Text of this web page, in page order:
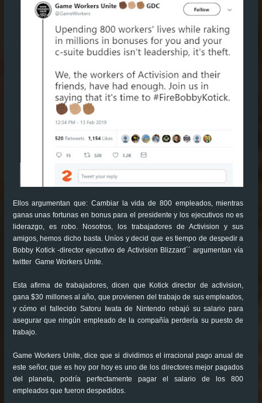
Ellos argumentan que: Cambiar la vida de 800 empleados, mientras
ganas unas fortunas en bonus para el presidente y los ejecutivos no es
liderazgo, es robo. Nosotros, los trabajadores de Activision y sus
amigos, hemos dicho basta. Uníos y decid que es tiempo de despedir a
Bobby Kotick -director ejecutivo de Activision Blizzard´´ argumentan vía
twitter Game Workers Unite.
Esta afirma de trabajadores, dicen que Kotick director de activision,
gana $30 millones al año, que provienen del trabajo de sus empleados,
y cómo el fallecido Satoru Iwata de Nintendo rebajó su salario para
asegurar que ningún empleado de la compañía perdería su puesto de
trabajo.
Game Workers Unite, dice que si dividimos el irracional pago anual de
este señor, que es hoy por hoy es uno de los directores mejor pagados
del planeta, podría perfectamente pagar el salario de los 800
empleados que fueron despedidos.